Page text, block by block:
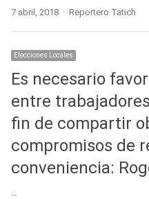
7 abril, 2018 Author
Reportero Tatich
Elecciones Locales
Es necesario
entre
fin de compartir
compromisos de
conveniencia:
…